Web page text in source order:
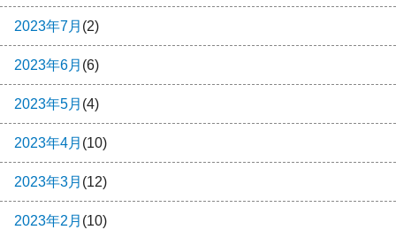
2023年7月 (2)
2023年6月 (6)
2023年5月 (4)
2023年4月 (10)
2023年3月 (12)
2023年2月 (10)